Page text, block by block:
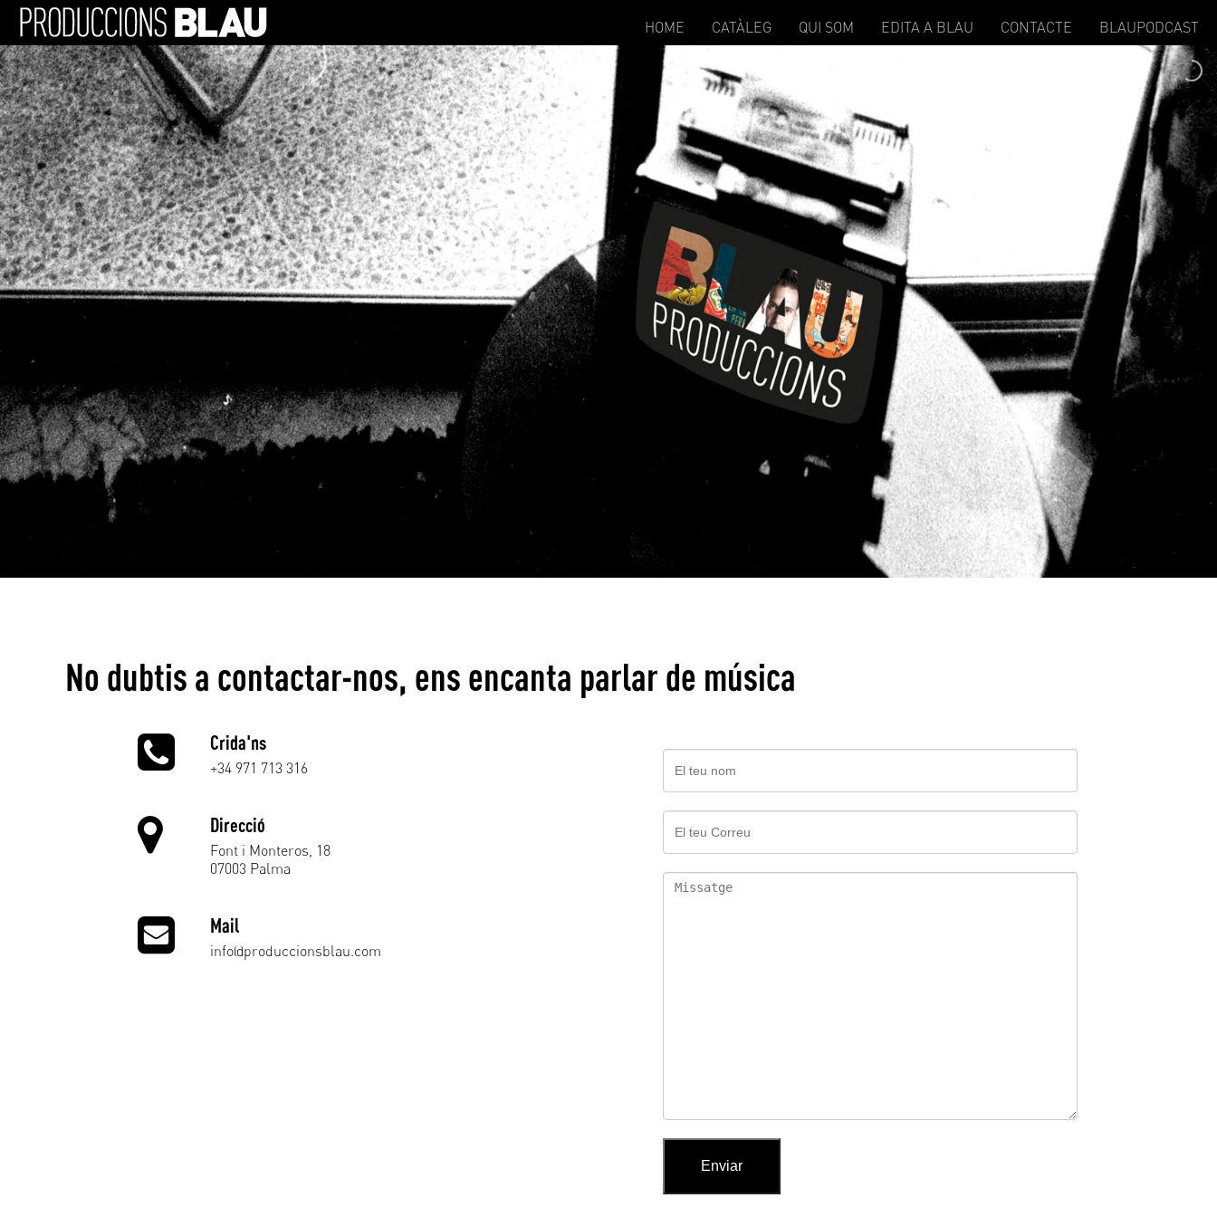
HOME CATÀLEG QUI SOM EDITA A BLAU CONTACTE BLAUPODCAST
No dubtis a contactar-nos, ens encanta parlar de música
Crida'ns
+34 971 713 316
Direcció
Font i Monteros, 18
07003 Palma
Mail
info@produccionsblau.com
Enviar